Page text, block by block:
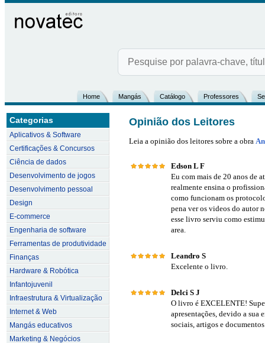
Home Mangás Catálogo Professores
Categorias
Aplicativos & Software
Certificações & Concursos
Ciência de dados
Desenvolvimento de jogos
Desenvolvimento pessoal
Design
E-commerce
Engenharia de software
Ferramentas de produtividade
Finanças
Hardware & Robótica
Infantojuvenil
Infraestrutura & Virtualização
Internet & Web
Mangás educativos
Marketing & Negócios
Opinião dos Leitores
Leia a opinião dos leitores sobre a obra
Edson L F
Eu com mais de 20 anos de
realmente ensina o
como funcionam os
pena ver os videos do autor
esse livro serviu como
area.
Leandro S
Excelente o livro.
Delci S J
O livro é EXCELENTE!
apresentações, devido a
sociais, artigos e